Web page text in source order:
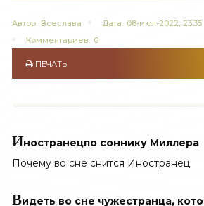
Автор: Всеслава Дата: 08-июл-2022, 23:35
Комментариев: 0
ПЕЧАТЬ
Иностранецпо соннику Миллера
Почему во сне снится Иностранец:
Видеть во сне чужестранца,